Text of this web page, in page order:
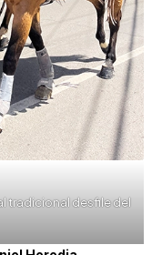
tradicional desfile del